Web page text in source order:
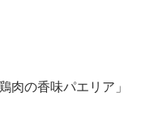
肉の香味パエリア」